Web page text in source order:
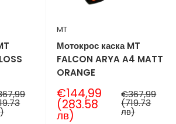
MT
Мотокрос каска MT
FALCON ARYA A4 MATT
ORANGE
Продажна
цена
€144,99
(283.58
лв)
Нормална
цена
€367,99
(719.73
лв)